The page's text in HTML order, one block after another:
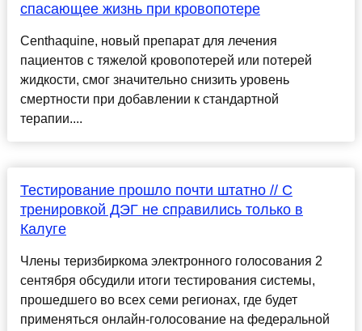
спасающее жизнь при кровопотере
Centhaquine, новый препарат для лечения
пациентов с тяжелой кровопотерей или потерей
жидкости, смог значительно снизить уровень
смертности при добавлении к стандартной
терапии....
Тестирование прошло почти штатно // С
тренировкой ДЭГ не справились только в
Калуге
Члены теризбиркома электронного голосования 2
сентября обсудили итоги тестирования системы,
прошедшего во всех семи регионах, где будет
применяться онлайн-голосование на федеральной